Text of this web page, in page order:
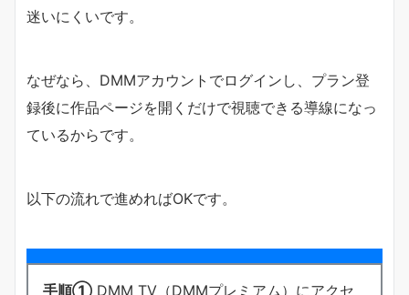
迷いにくいです。
なぜなら、DMMアカウントでログインし、プラン登
録後に作品ページを開くだけで視聴できる導線になっ
ているからです。
以下の流れで進めればOKです。
手順① DMM TV（DMMプレミアム）にアクセ